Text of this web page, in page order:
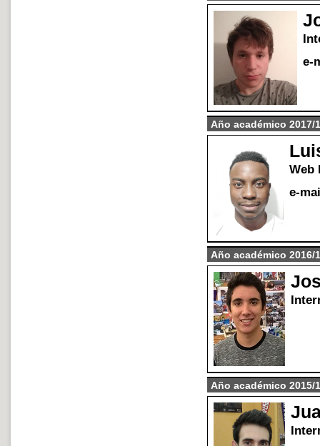
e-
Año académico 2017/
Web
e-
Año académico 2016/
Año académico 2015/